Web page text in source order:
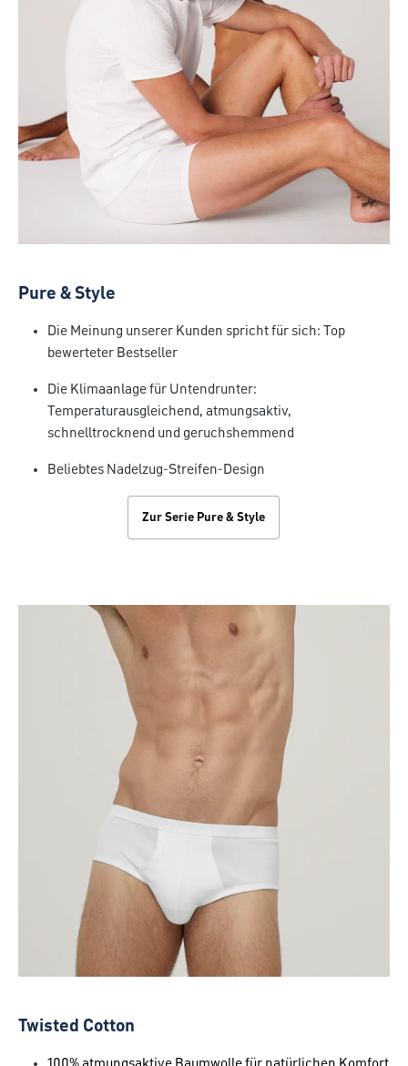
Pure & Style
Die Meinung unserer Kunden spricht für sich: Top
bewerteter Bestseller
Die Klimaanlage für Untendrunter:
Temperaturausgleichend, atmungsaktiv,
schnelltrocknend und geruchshemmend
Beliebtes Nadelzug-Streifen-Design
Zur Serie Pure & Style
Twisted Cotton